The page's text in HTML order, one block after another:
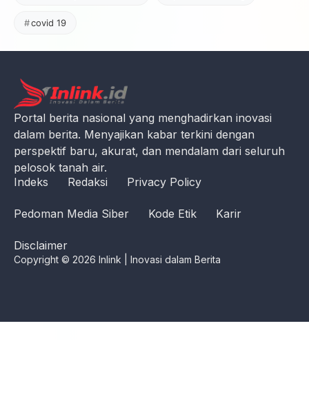
covid 19
Portal berita nasional yang menghadirkan inovasi
dalam berita. Menyajikan kabar terkini dengan
perspektif baru, akurat, dan mendalam dari seluruh
pelosok tanah air.
Indeks
Redaksi Privacy Policy
Pedoman Media Siber Kode Etik Karir
Disclaimer
Copyright © 2026 Inlink | Inovasi dalam Berita